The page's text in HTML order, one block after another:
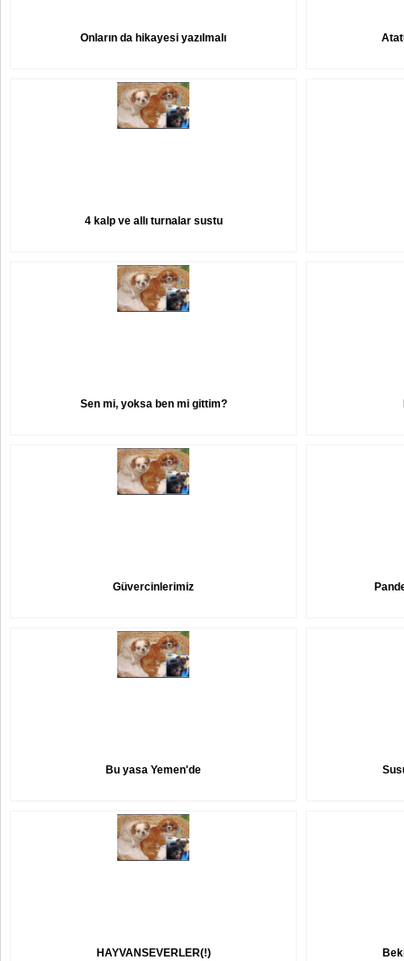
Onların da hikayesi yazılmalı
4 kalp ve allı turnalar sustu
Sen mi, yoksa ben mi gittim?
Güvercinlerimiz
Bu yasa Yemen'de
HAYVANSEVERLER(!)